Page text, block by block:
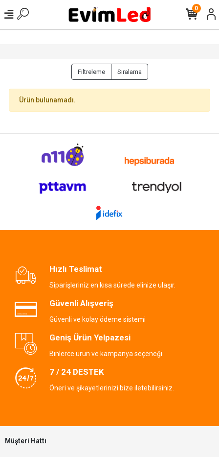
0
Filtreleme Sıralama
Ürün bulunamadı.
Hızlı Teslimat
Siparişleriniz en kısa sürede elinize ulaşır.
Güvenli Alışveriş
Güvenli ve kolay ödeme sistemi
Geniş Ürün Yelpazesi
Binlerce ürün ve kampanya seçeneği
7 / 24 DESTEK
Öneri ve şikayetlerinizi bize iletebilirsiniz.
Müşteri Hattı